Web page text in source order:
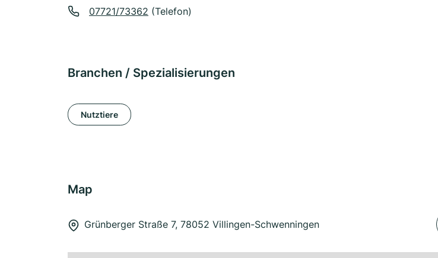
07721/73362 (Telefon)
Branchen / Spezialisierungen
Nutztiere
Map
Grünberger Straße 7, 78052 Villingen-Schwenningen